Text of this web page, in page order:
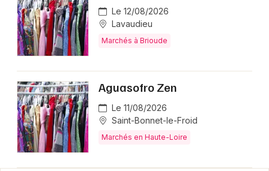
Le 12/08/2026
Lavaudieu
Marchés à Brioude
Aguasofro Zen
Le 11/08/2026
Saint-Bonnet-le-Froid
Marchés en Haute-Loire